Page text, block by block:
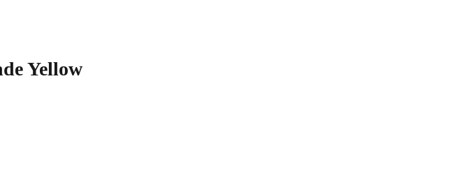
Yellow